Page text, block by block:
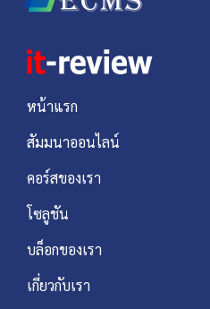
หน้าแรก
สัมมนาออนไลน์
คอร์สของเรา
โซลูชัน
บล็อกของเรา
เกี่ยวกับเรา